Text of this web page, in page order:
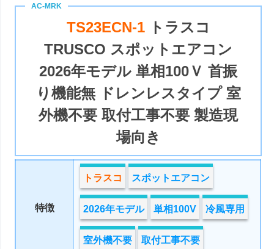
TS23ECN-1
トラスコ
TRUSCO スポットエアコン
2026年モデル 単相100Ｖ 首振
り機能無 ドレンレスタイプ 室
外機不要 取付工事不要 製造現
場向き
特徴
トラスコ スポットエアコン
2026年モデル 単相100V 冷風専用
室外機不要 取付工事不要